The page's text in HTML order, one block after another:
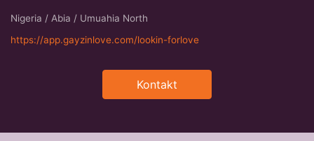
Nigeria / Abia / Umuahia North
https://app.gayzinlove.com/lookin-forlove
Kontakt